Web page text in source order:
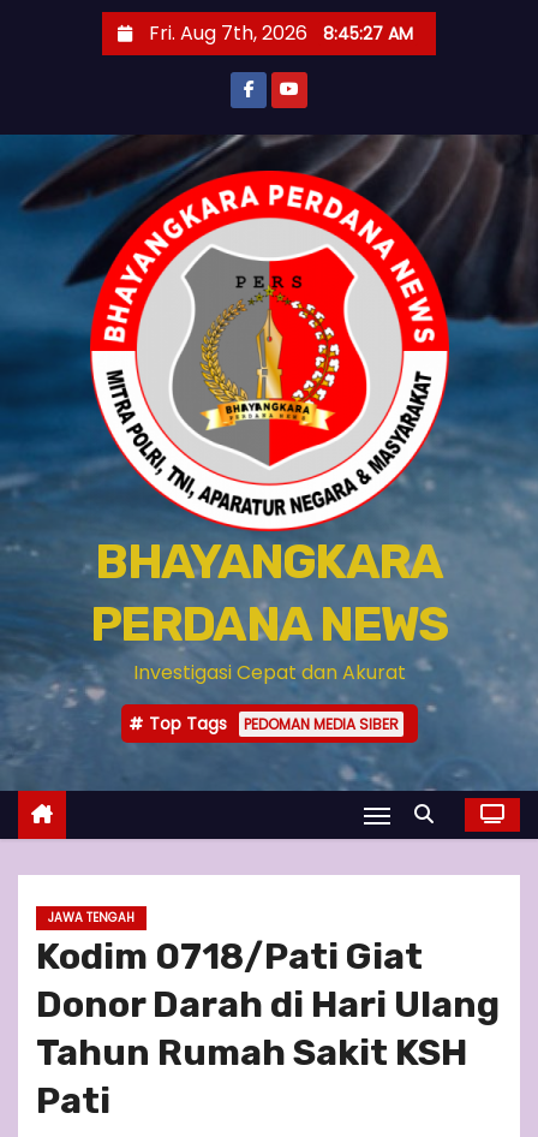
Fri. Aug 7th, 2026 8:45:28 AM
BHAYANGKARA
PERDANA NEWS
Investigasi Cepat dan Akurat
Top Tags PEDOMAN MEDIA SIBER
JAWA TENGAH
Kodim 0718/Pati Giat
Donor Darah di Hari Ulang
Tahun Rumah Sakit KSH
Pati